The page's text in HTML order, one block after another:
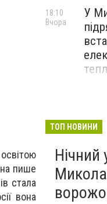
пише
стала
вона
У
18:10
Вчора
ТОП НОВИНИ
Нічний